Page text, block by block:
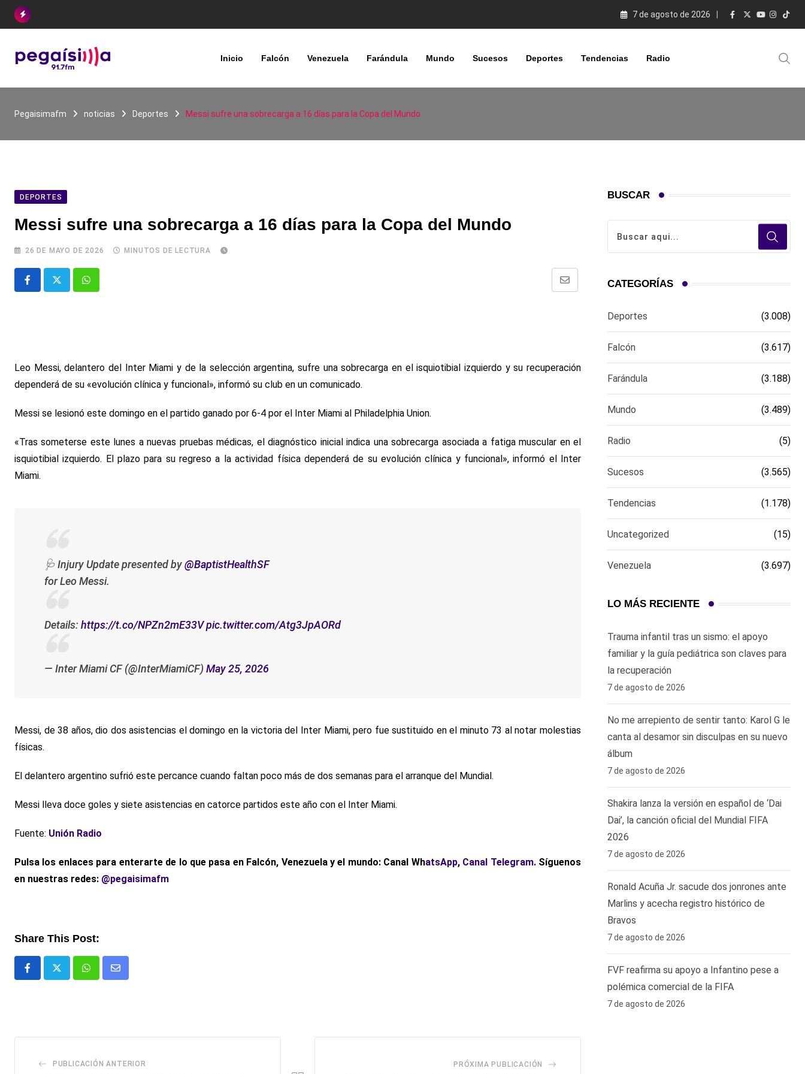
Skip
7 de agosto de 2026
Inicio Falcón Venezuela Farándula Mundo Sucesos Deportes Tendencias Radio
Pegaisimafm noticias Deportes Messi sufre una sobrecarga a 16 días para la Copa del Mundo
DEPORTES
Messi sufre una sobrecarga a 16 días para la Copa del Mundo
26 DE MAYO DE 2026 MINUTOS DE LECTURA
Whatsapp
Comparte
Leo Messi, delantero del Inter Miami y de la selección argentina, sufre una sobrecarga en el isquiotibial izquierdo y su recuperación
dependerá de su «evolución clínica y funcional», informó su club en un comunicado.
Messi se lesionó este domingo en el partido ganado por 6-4 por el Inter Miami al Philadelphia Union.
«Tras someterse este lunes a nuevas pruebas médicas, el diagnóstico inicial indica una sobrecarga asociada a fatiga muscular en el
isquiotibial izquierdo. El plazo para su regreso a la actividad física dependerá de su evolución clínica y funcional», informó el Inter
Miami.
🩺 Injury Update presented by@BaptistHealthSF
for Leo Messi.
Details: https://t.co/NPZn2mE33Vpic.twitter.com/Atg3JpAORd
— Inter Miami CF (@InterMiamiCF) May 25, 2026
Messi, de 38 años, dio dos asistencias el domingo en la victoria del Inter Miami, pero fue sustituido en el minuto 73 al notar molestias
físicas.
El delantero argentino sufrió este percance cuando faltan poco más de dos semanas para el arranque del Mundial.
Messi lleva doce goles y siete asistencias en catorce partidos este año con el Inter Miami.
Fuente: Unión Radio
Pulsa los enlaces para enterarte de lo que pasa en Falcón, Venezuela y el mundo: Canal WhatsApp, Canal Telegram. Síguenos
en nuestras redes: @pegaisimafm
Share This Post:
WhatsappComparte
PUBLICACIÓN ANTERIOR PRÓXIMA PUBLICACIÓN
BUSCAR
CATEGORÍAS
Deportes (3.008)
Falcón (3.617)
Farándula (3.188)
Mundo (3.489)
Radio (5)
Sucesos (3.565)
Tendencias (1.178)
Uncategorized (15)
Venezuela (3.697)
LO MÁS RECIENTE
Trauma infantil tras un sismo: el apoyo
familiar y la guía pediátrica son claves para
la recuperación
7 de agosto de 2026
No me arrepiento de sentir tanto: Karol G le
canta al desamor sin disculpas en su nuevo
álbum
7 de agosto de 2026
Shakira lanza la versión en español de ‘Dai
Dai’, la canción oficial del Mundial FIFA
2026
7 de agosto de 2026
Ronald Acuña Jr. sacude dos jonrones ante
Marlins y acecha registro histórico de
Bravos
7 de agosto de 2026
FVF reafirma su apoyo a Infantino pese a
polémica comercial de la FIFA
7 de agosto de 2026